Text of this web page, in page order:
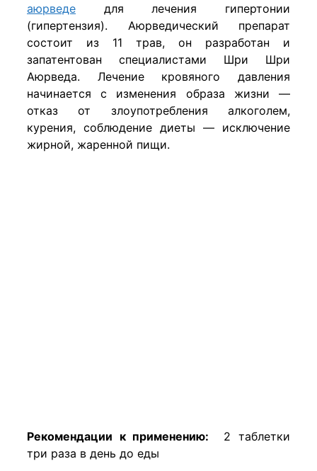
аюрведе для лечения гипертонии
(гипертензия). Аюрведический препарат
состоит из 11 трав, он разработан и
запатентован специалистами Шри Шри
Аюрведа. Лечение кровяного давления
начинается с изменения образа жизни —
отказ от злоупотребления алкоголем,
курения, соблюдение диеты — исключение
жирной, жаренной пищи.
Рекомендации к применению: 2 таблетки
три раза в день до еды